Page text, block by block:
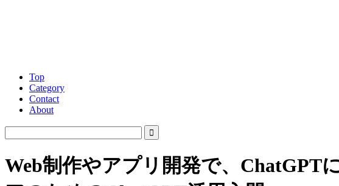
Top
Category
Contact
About
Web制作やアプリ開発で、ChatGPT